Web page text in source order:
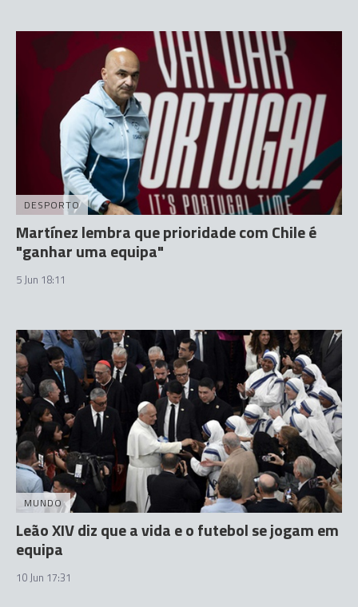
DESPORTO
Martínez lembra que prioridade com Chile é
"ganhar uma equipa"
5 Jun 18:11
MUNDO
Leão XIV diz que a vida e o futebol se jogam em
equipa
10 Jun 17:31